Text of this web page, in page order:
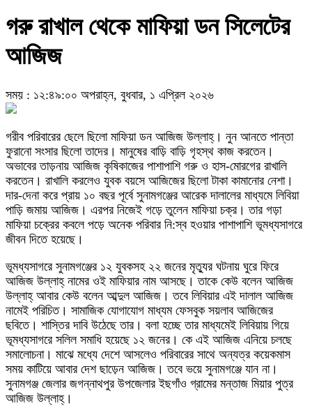
গরু রাখাল থেকে মাফিয়া ডন সিলেটের
আজিজ
সময় : ১২:৪৯:০০ অপরাহ্ন, বুধবার, ১ এপ্রিল ২০২৬
গরীব পরিবারের ছেলে ছিলো মাফিয়া ডন আজিজ উল্লাহ্। নুন আনতে পান্তা
ফুরানো সংসার ছিলো তাদের। মানুষের বাড়ি বাড়ি গৃহস্থ কাজ করতেন।
অভাবের তাড়নায় আজিজ কৃষিকাজের পাশাপাশি গরু ও হাস-মোরগের রাখালি
করতেন। রাখালি করলেও যুবক বয়সে আজিজের ছিলো টাকা কামানোর নেশা।
দার-দেনা করে প্রায় ১০ বছর পূর্বে সুনামগঞ্জের আরেক দালালের মাধ্যমে লিবিয়া
পাড়ি জমায় আজিজ। এরপর নিজেই গড়ে তুলেন মাফিয়া চক্র। তার গড়া
মাফিয়া চক্রের কবলে পড়ে অনেক পরিবার নি:স্ব হওয়ার পাশাপাশি ভূমধ্যসাগরে
জীবন দিতে হয়েছে।
ভূমধ্যসাগরে সুনামগঞ্জের ১২ যুবকসহ ২২ জনের মৃত্যুর ঘটনায় ঘুরে ফিরে
আজিজ উল্লাহ্ নামের ওই মাফিয়ার নাম আসছে। তাকে কেউ বলেন আজিজ
উল্লাহ্ আবার কেউ বলেন আব্দুল আজিজ। তবে লিবিয়ার এই দালাল আজিজ
নামেই পরিচিত। সামাজিক যোগাযোগ মাধ্যম ফেসবুক সয়লাব আজিজের
ছবিতে। শাস্তির দাবি উঠেছে তার। বলা হচ্ছে তার মাধ্যমেই লিবিয়ায় গিয়ে
ভূমধ্যসাগরে সলিল সমাধি হয়েছে ১২ জনের। কে এই আজিজ এনিয়ে চলছে
সমালোচনা। মাঝে মধ্যে দেশে আসলেও পরিবারের সাথে অন্যত্র কয়েকমাস
সময় কাটিয়ে আবার দেশ ছাড়েন আজিজ। তবে ভয়ে সুনামগঞ্জে যান না।
সুনামগঞ্জ জেলার জগন্নাথপুর উপজেলার ইছগাঁও গ্রামের মন্তাজ মিয়ার পুত্র
আজিজ উল্লাহ্।